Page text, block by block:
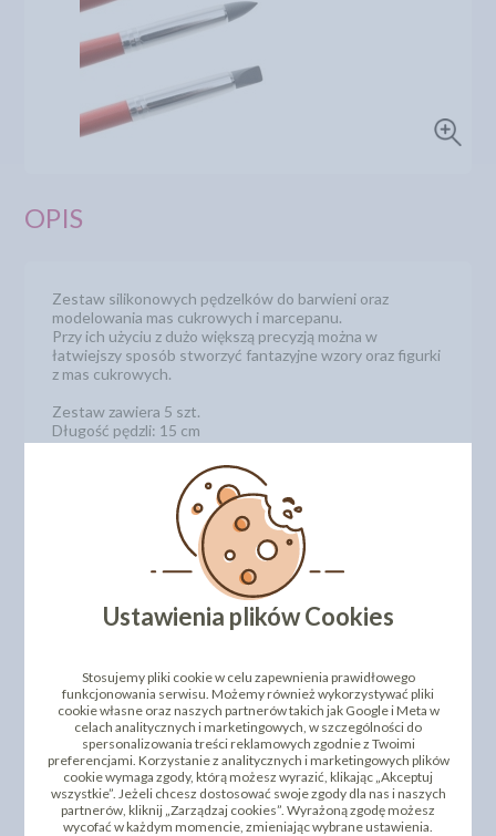
OPIS
Zestaw silikonowych pędzelków do barwieni oraz
modelowania mas cukrowych i marcepanu.
Przy ich użyciu z dużo większą precyzją można w
łatwiejszy sposób stworzyć fantazyjne wzory oraz figurki
z mas cukrowych.
Zestaw zawiera 5 szt.
Długość pędzli: 15 cm
Numer katalogowy: 30851
DODAJ SWOJĄ OPINIĘ
PRODUKTY PODOBNE
INNI KLIENCI KUPILI TEŻ
Ustawienia plików Cookies
Stosujemy pliki cookie w celu zapewnienia prawidłowego
funkcjonowania serwisu. Możemy również wykorzystywać pliki
cookie własne oraz naszych partnerów takich jak Google i Meta w
celach analitycznych i marketingowych, w szczególności do
spersonalizowania treści reklamowych zgodnie z Twoimi
preferencjami. Korzystanie z analitycznych i marketingowych plików
cookie wymaga zgody, którą możesz wyrazić, klikając „Akceptuj
wszystkie”. Jeżeli chcesz dostosować swoje zgody dla nas i naszych
partnerów, kliknij „Zarządzaj cookies”. Wyrażoną zgodę możesz
wycofać w każdym momencie, zmieniając wybrane ustawienia.